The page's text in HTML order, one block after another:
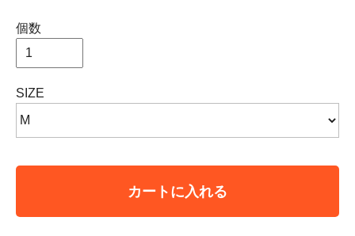
個数
SIZE
カートに入れる